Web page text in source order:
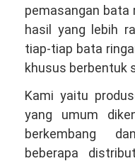
pemasangan bata
hasil yang lebih
tiap-tiap bata
khusus berbentuk
Kami yaitu
yang umum
berkembang
beberapa